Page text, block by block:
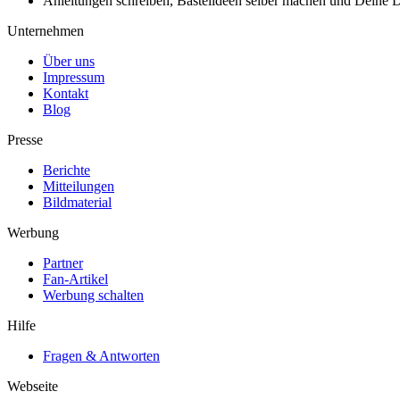
Unternehmen
Über uns
Impressum
Kontakt
Blog
Presse
Berichte
Mitteilungen
Bildmaterial
Werbung
Partner
Fan-Artikel
Werbung schalten
Hilfe
Fragen & Antworten
Webseite